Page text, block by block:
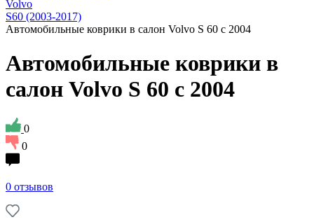
Volvo
S60 (2003-2017)
Автомобильные коврики в салон Volvo S 60 с 2004
Автомобильные коврики в
салон Volvo S 60 с 2004
0
0
0 отзывов